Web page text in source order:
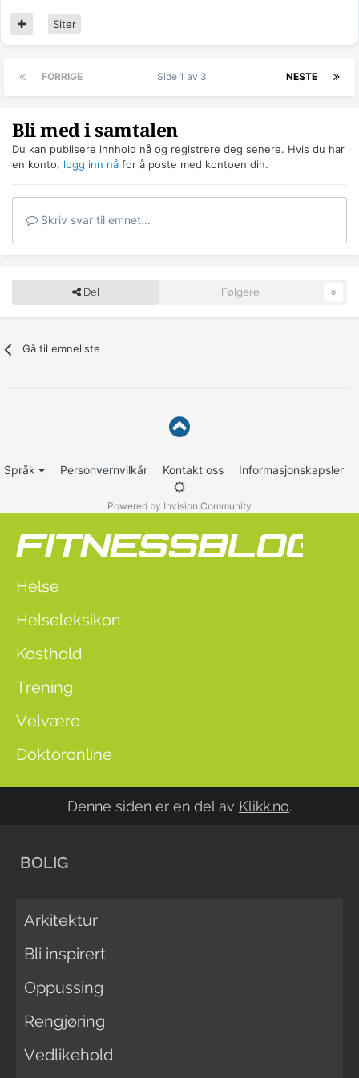
Siter
FORRIGE NESTE
Side 1 av 3
Bli med i samtalen
Du kan publisere innhold nå og registrere deg senere. Hvis du har
en konto, logg inn nå for å poste med kontoen din.
Skriv svar til emnet...
Del Følgere 0
Gå til emneliste
Språk Personvernvilkår Kontakt oss Informasjonskapsler
Powered by Invision Community
Helse
Helseleksikon
Kosthold
Trening
Velvære
Doktoronline
Denne siden er en del av Klikk.no.
BOLIG
Arkitektur
Bli inspirert
Oppussing
Rengjøring
Vedlikehold